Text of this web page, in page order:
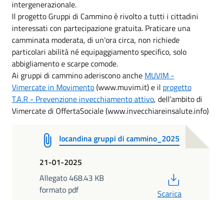
intergenerazionale.
Il progetto Gruppi di Cammino è rivolto a tutti i cittadini
interessati con partecipazione gratuita. Praticare una
camminata moderata, di un'ora circa, non richiede
particolari abilità né equipaggiamento specifico, solo
abbigliamento e scarpe comode.
Ai gruppi di cammino aderiscono anche MUVIM -
Vimercate in Movimento(www.muvim.it) e il progetto
T.A.R - Prevenzione invecchiamento attivo, dell’ambito di
Vimercate di OffertaSociale (www.invecchiareinsalute.info)
locandina gruppi di cammino_2025
21-01-2025
Allegato 468.43 KB
formato pdf
Scarica